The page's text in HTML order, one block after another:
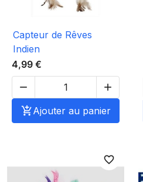
Capteur de Rêves
Indien
4,99 €


Ajouter au panier
favorite_border